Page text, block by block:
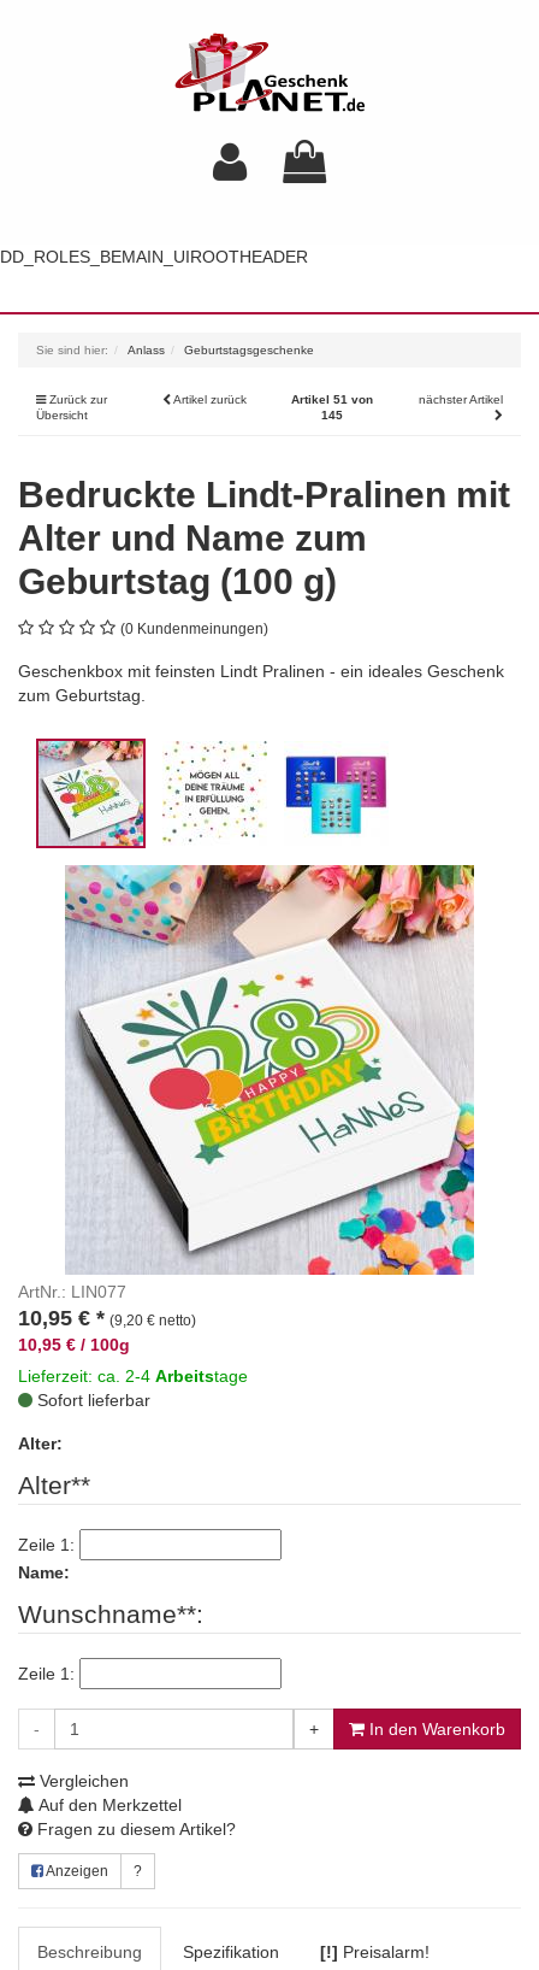
DD_ROLES_BEMAIN_UIROOTHEADER
Sie sind hier: Anlass Geburtstagsgeschenke
Zurück zur
Übersicht
Artikel zurück
Artikel 51 von
145
nächster Artikel
Bedruckte Lindt-Pralinen mit
Alter und Name zum
Geburtstag (100 g)
(0 Kundenmeinungen)
Geschenkbox mit feinsten Lindt Pralinen - ein ideales Geschenk
zum Geburtstag.
ArtNr.: LIN077
10,95 € * (9,20 € netto)
10,95 € / 100g
Lieferzeit: ca. 2-4 Arbeitstage
Sofort lieferbar
Alter:
Alter**
Zeile 1:
Name:
Wunschname**:
Zeile 1:
- + In den Warenkorb
Vergleichen
Auf den Merkzettel
Fragen zu diesem Artikel?
Anzeigen ?
Beschreibung Spezifikation [!] Preisalarm!